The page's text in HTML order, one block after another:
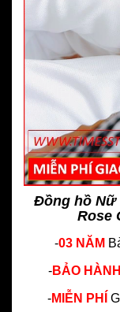
Đồng hồ Nữ
Rose
-03 NĂM
-BẢO HÀNH
-MIỄN PHÍ